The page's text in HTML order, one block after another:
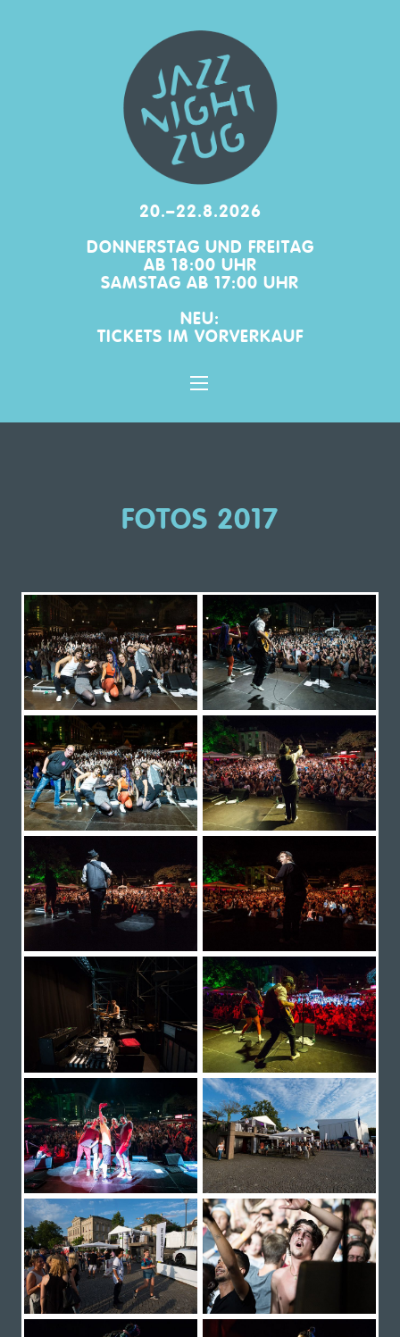
20.–22.8.2026
DONNERSTAG UND FREITAG
AB 18:00 UHR
SAMSTAG AB 17:00 UHR
NEU:
TICKETS IM VORVERKAUF
FOTOS 2017